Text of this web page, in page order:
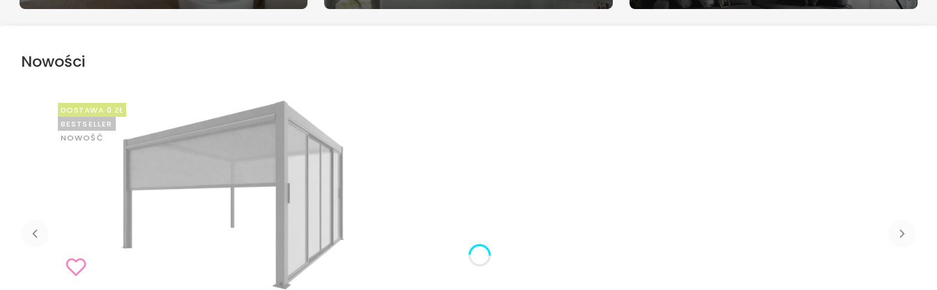
Nowości
DOSTAWA 0 ZŁ
BESTSELLER
NOWOŚĆ